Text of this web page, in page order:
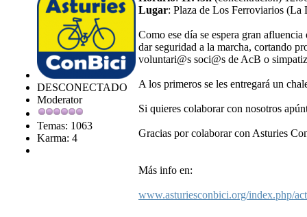
DESCONECTADO
Moderator
Temas: 1063
Karma: 4
Lugar: Plaza de Los Ferroviarios (La
Como ese día se espera gran
dar seguridad a la marcha, cortando
voluntari@s soci@s de AcB o
A los primeros se les entregará un
Si quieres colaborar con nosotros
Gracias por colaborar con Asturies
Más info en:
www.asturiesconbici.org/index.php/